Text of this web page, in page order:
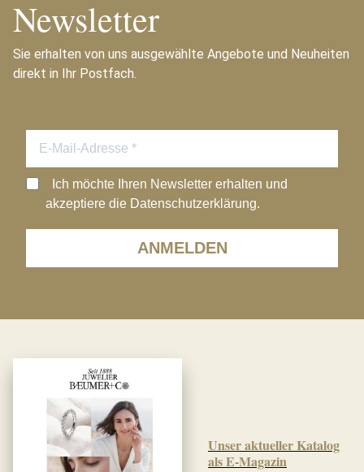
Newsletter
Sie erhalten von uns ausgewählte Angebote und Neuheiten
direkt in Ihr Postfach.
ANMELDEN
Ich möchte Ihren Newsletter erhalten und
akzeptiere die Datenschutzerklärung.
Unser aktueller Katalog
als E-Magazin